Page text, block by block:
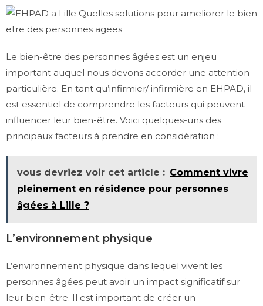
Le bien-être des personnes âgées est un enjeu
important auquel nous devons accorder une attention
particulière. En tant qu’infirmier/ infirmière en EHPAD, il
est essentiel de comprendre les facteurs qui peuvent
influencer leur bien-être. Voici quelques-uns des
principaux facteurs à prendre en considération :
vous devriez voir cet article : Comment vivre
pleinement en résidence pour personnes
âgées à Lille ?
L’environnement physique
L’environnement physique dans lequel vivent les
personnes âgées peut avoir un impact significatif sur
leur bien-être. Il est important de créer un